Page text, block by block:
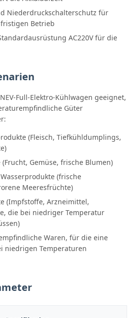
Niederdruckschalterschutz für
Betrieb
AC220V für die
Full-Elektro-Kühlwagen geeignet,
Güter
(Fleisch, Tiefkühldumplings,
(Frucht, Gemüse, frische Blumen)
(frische
Meeresfrüchte)
(Impfstoffe, Arzneimittel,
die bei niedriger Temperatur
Waren, für die eine
niedrigen Temperaturen